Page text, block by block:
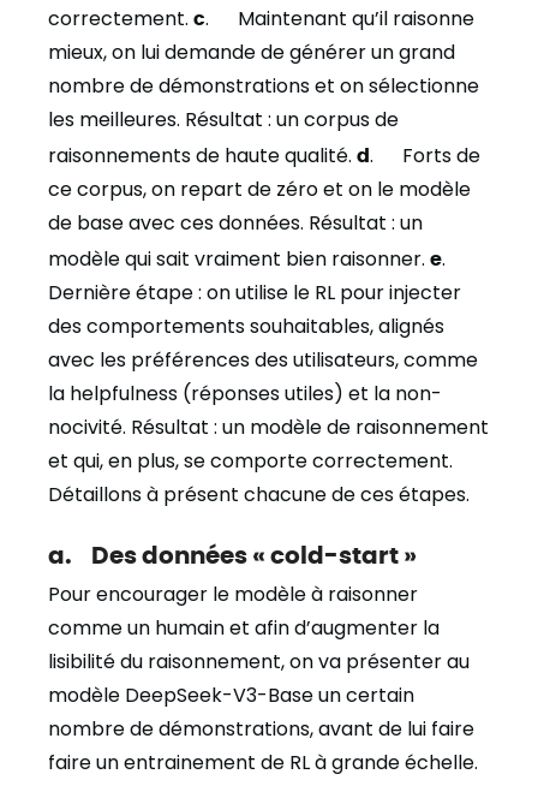
correctement. c. Maintenant qu’il raisonne
mieux, on lui demande de générer un grand
nombre de démonstrations et on sélectionne
les meilleures. Résultat : un corpus de
raisonnements de haute qualité. d. Forts de
ce corpus, on repart de zéro et on le modèle
de base avec ces données. Résultat : un
modèle qui sait vraiment bien raisonner. e.
Dernière étape : on utilise le RL pour injecter
des comportements souhaitables, alignés
avec les préférences des utilisateurs, comme
la helpfulness (réponses utiles) et la non-
nocivité. Résultat : un modèle de raisonnement
et qui, en plus, se comporte correctement.
Détaillons à présent chacune de ces étapes.
a. Des données « cold-start »
Pour encourager le modèle à raisonner
comme un humain et afin d’augmenter la
lisibilité du raisonnement, on va présenter au
modèle DeepSeek-V3-Base un certain
nombre de démonstrations, avant de lui faire
faire un entrainement de RL à grande échelle.